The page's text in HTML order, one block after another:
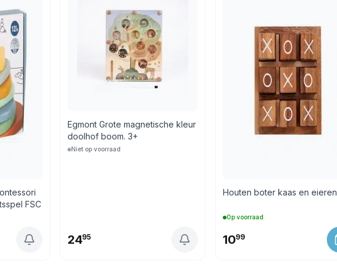
FSC
Egmont Grote magnetische kleur
doolhof boom. 3+
Niet op voorraad
2495
Houten boter kaas en eieren
Op voorraad
1099